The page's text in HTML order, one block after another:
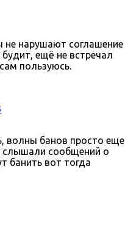
не нарушают соглашение
ещё не встречал
пользуюсь.
волны банов просто еще
слышали сообщений о
банить вот тогда